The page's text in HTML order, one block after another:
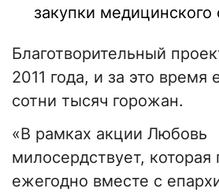
закупки медицинского
Благотворительный
2011 года, и за это время
сотни тысяч горожан.
«В рамках акции Любовь
милосердствует, которая
ежегодно вместе с